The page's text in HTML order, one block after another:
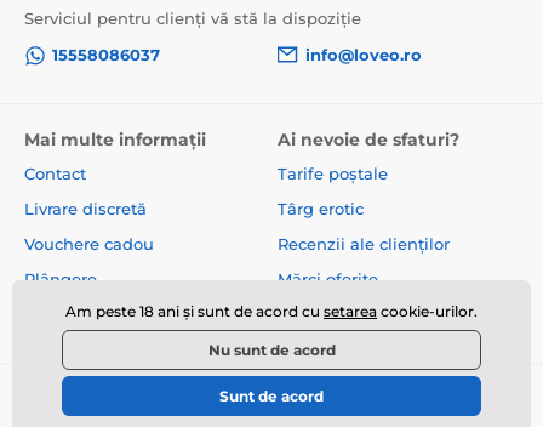
Serviciul pentru clienți vă stă la dispoziție
15558086037
info@loveo.ro
Mai multe informații
Contact
Livrare discretă
Vouchere cadou
Plângere
Despre noi
Ai nevoie de sfaturi?
Tarife poștale
Târg erotic
Recenzii ale clienților
Mărci oferite
Termeni și condiții
© 2026 www.loveo.ro ⦁ E-shop creat de
Am peste 18 ani și sunt de acord cu setarea cookie-urilor.
Nu sunt de acord
Sunt de acord